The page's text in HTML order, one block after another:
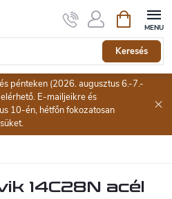
Keresés
pénteken (2026. augusztus 6.-7.-
E-mailjeikre és
10-én, hétfőn fokozatosan
14C28N acél